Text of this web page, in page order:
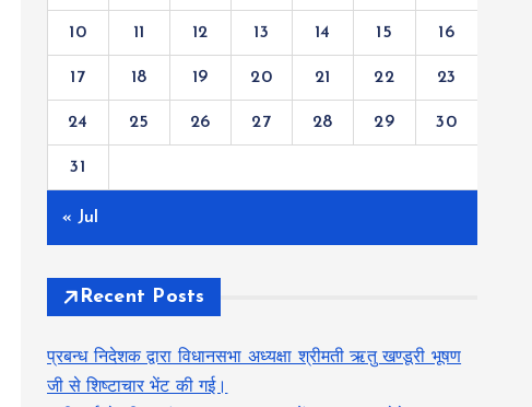
10 11 12 13 14 15 16
17 18 19 20 21 22 23
24 25 26 27 28 29 30
31
« Jul
Recent Posts
प्रबन्ध निदेशक द्वारा विधानसभा अध्यक्षा श्रीमती ऋतु खण्डूरी भूषण
जी से शिष्टाचार भेंट की गई।